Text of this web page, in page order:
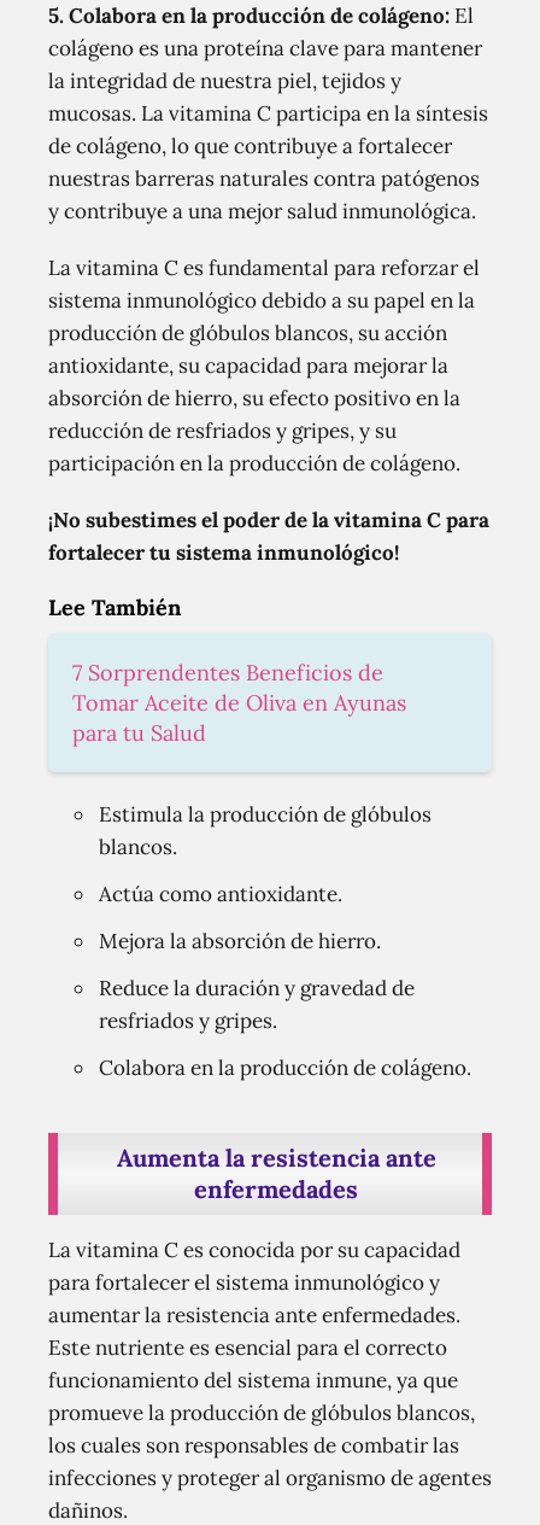
5. Colabora en la producción de colágeno: El
colágeno es una proteína clave para mantener
la integridad de nuestra piel, tejidos y
mucosas. La vitamina C participa en la síntesis
de colágeno, lo que contribuye a fortalecer
nuestras barreras naturales contra patógenos
y contribuye a una mejor salud inmunológica.
La vitamina C es fundamental para reforzar el
sistema inmunológico debido a su papel en la
producción de glóbulos blancos, su acción
antioxidante, su capacidad para mejorar la
absorción de hierro, su efecto positivo en la
reducción de resfriados y gripes, y su
participación en la producción de colágeno.
¡No subestimes el poder de la vitamina C para
fortalecer tu sistema inmunológico!
Lee También
7 Sorprendentes Beneficios de
Tomar Aceite de Oliva en Ayunas
para tu Salud
Estimula la producción de glóbulos
blancos.
Actúa como antioxidante.
Mejora la absorción de hierro.
Reduce la duración y gravedad de
resfriados y gripes.
Colabora en la producción de colágeno.
Aumenta la resistencia ante
enfermedades
La vitamina C es conocida por su capacidad
para fortalecer el sistema inmunológico y
aumentar la resistencia ante enfermedades.
Este nutriente es esencial para el correcto
funcionamiento del sistema inmune, ya que
promueve la producción de glóbulos blancos,
los cuales son responsables de combatir las
infecciones y proteger al organismo de agentes
dañinos.